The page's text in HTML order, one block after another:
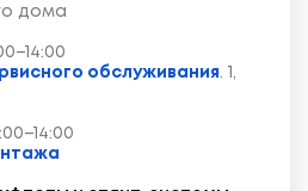
дома
обслуживания. 1,